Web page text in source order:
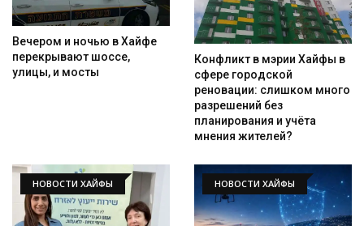
Вечером и ночью в Хайфе
перекрывают шоссе,
улицы, и мосты
Конфликт в мэрии Хайфы в
сфере городской
реновации: слишком много
разрешений без
планирования и учёта
мнения жителей?
НОВОСТИ ХАЙФЫ НОВОСТИ ХАЙФЫ